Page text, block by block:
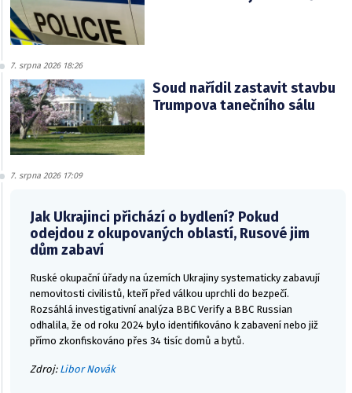
7. srpna 2026 18:26
Soud nařídil zastavit stavbu
Trumpova tanečního sálu
7. srpna 2026 17:09
Jak Ukrajinci přichází o bydlení? Pokud
odejdou z okupovaných oblastí, Rusové jim
dům zabaví
Ruské okupační úřady na územích Ukrajiny systematicky zabavují
nemovitosti civilistů, kteří před válkou uprchli do bezpečí.
Rozsáhlá investigativní analýza BBC Verify a BBC Russian
odhalila, že od roku 2024 bylo identifikováno k zabavení nebo již
přímo zkonfiskováno přes 34 tisíc domů a bytů.
Zdroj: Libor Novák